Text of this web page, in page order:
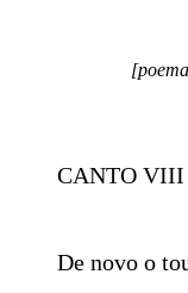
CANTO VIII
De novo o